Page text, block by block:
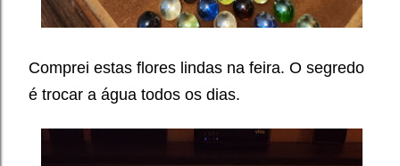
Comprei estas flores lindas na feira. O segredo
é trocar a água todos os dias.